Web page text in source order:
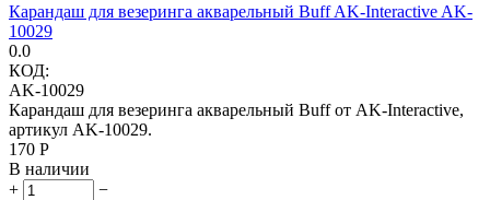
Карандаш для везеринга акварельный Buff AK-Interactive AK-
10029
0.0
КОД:
AK-10029
Карандаш для везеринга акварельный Buff от AK-Interactive,
артикул AK-10029.
‍170‍ Р
В наличии
+
−